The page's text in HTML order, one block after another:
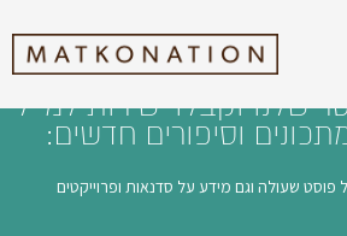
שלנו וקבלו ישירות למייל
וסיפורים חדשים: